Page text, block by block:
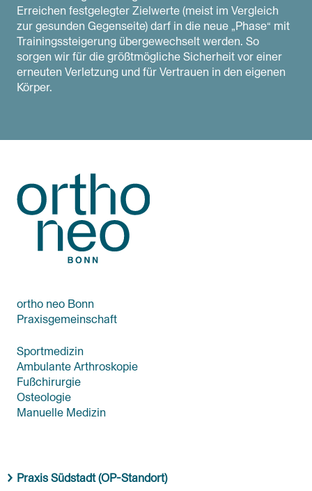
Erreichen festgelegter Zielwerte (meist im Vergleich
zur gesunden Gegenseite) darf in die neue „Phase“ mit
Trainingssteigerung übergewechselt werden. So
sorgen wir für die größtmögliche Sicherheit vor einer
erneuten Verletzung und für Vertrauen in den eigenen
Körper.
ortho neo Bonn
Praxisgemeinschaft
Sportmedizin
Ambulante Arthroskopie
Fußchirurgie
Osteologie
Manuelle Medizin
Praxis Südstadt (OP-Standort)